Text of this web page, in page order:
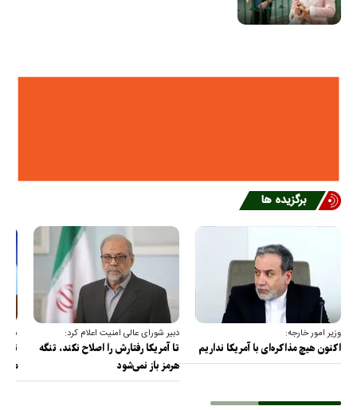
برگزیده ها
وزیر امور خارجه:
اکنون هیچ مذاکره‌ای با آمریکا نداریم
دبیر شورای عالی امنیت اعلام کرد:
تا آمریکا رفتارش را اصلاح نکند، تنگه
هرمز باز نمی‌شود